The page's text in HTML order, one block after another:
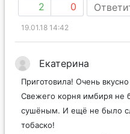
2 0
19.01.18 14:42
Екатерина
Приготовила! Очень
Свежего корня имбиря не
сушёным. И ещё не было
тобаско!